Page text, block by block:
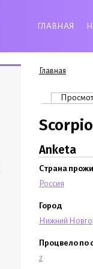
ГЛАВНАЯ
Вы здесь
Главная
Главные
Anketa
Страна
Россия
Город
Нижний
Процвело по
2